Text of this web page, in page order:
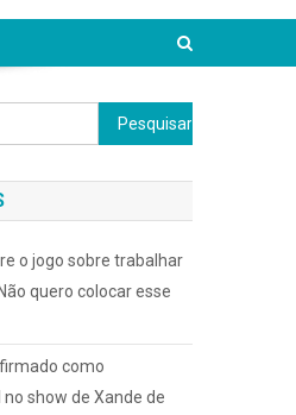
Pesquisar
por:
o jogo sobre trabalhar
quero colocar esse
como
show de Xande de